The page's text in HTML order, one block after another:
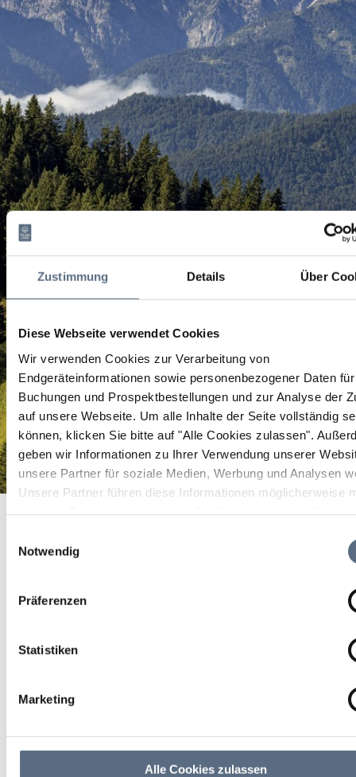
Zustimmung Details Über
Diese Webseite verwendet Cookies
Wir verwenden Cookies zur Verarbeitung von
Endgeräteinformationen sowie personenbezogener Daten
Buchungen und Prospektbestellungen und zur Analyse der
auf unsere Webseite. Um alle Inhalte der Seite vollständig
können, klicken Sie bitte auf "Alle Cookies zulassen".
geben wir Informationen zu Ihrer Verwendung unserer
unsere Partner für soziale Medien, Werbung und Analysen
Unsere Partner führen diese Informationen möglicherweise
Notwendig
Präferenzen
Statistiken
Marketing
Alle Cookies zulassen
Naturrodelbahn
Naturrodelbahnen.